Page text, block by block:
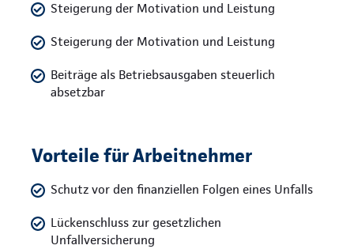
Steigerung der Motivation und Leistung
Steigerung der Motivation und Leistung
Beiträge als Betriebsausgaben steuerlich
absetzbar
Vorteile für Arbeitnehmer
Schutz vor den finanziellen Folgen eines Unfalls
Lückenschluss zur gesetzlichen
Unfallversicherung